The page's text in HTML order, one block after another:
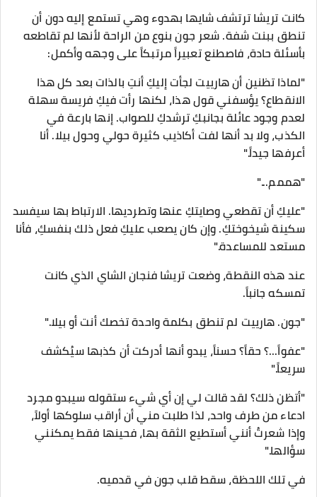
​كانت تريشا ترتشف شايها بهدوء وهي تستمع إليه دون أن
تنطق ببنت شفة. شعر جون بنوع من الراحة لأنها لم تقاطعه
بأسئلة حادة، فاصطنع تعبيراً مرتبكاً على وجهه وأكمل:
​"لماذا تظنين أن هارييت لجأت إليكِ أنتِ بالذات بعد كل هذا
الانقطاع؟ يؤسفني قول هذا، لكنها رأت فيكِ فريسة سهلة
لعدم وجود عائلة بجانبكِ ترشدكِ للصواب. إنها بارعة في
الكذب، ولا بد أنها لفت أكاذيب كثيرة حولي وحول بيلا. أنا
أعرفها جيداً."
"هممم..."
"عليكِ أن تقطعي وصايتكِ عنها وتطرديها. الارتباط بها سيفسد
سكينة شيخوختكِ. وإن كان يصعب عليكِ فعل ذلك بنفسكِ، فأنا
مستعد للمساعدة."
​عند هذه النقطة، وضعت تريشا فنجان الشاي الذي كانت
تمسكه جانباً.
​"جون. هارييت لم تنطق بكلمة واحدة تخصك أنت أو بيلا."
"عفواً...؟ حقاً؟ حسناً، يبدو أنها أدركت أن كذبها سيُكشف
سريعاً."
"أتظن ذلك؟ لقد قالت لي إن أي شيء ستقوله سيبدو مجرد
ادعاء من طرف واحد، لذا طلبت مني أن أراقب سلوكها أولاً،
وإذا شعرتُ أنني أستطيع الثقة بها، فحينها فقط يمكنني
سؤالها."
​في تلك اللحظة، سقط قلب جون في قدميه.